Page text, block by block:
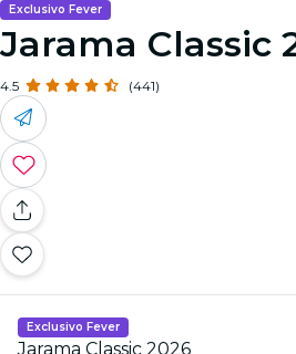
Exclusivo Fever
Jarama Classic
4.5 (441)
Exclusivo Fever
Jarama Classic 2026